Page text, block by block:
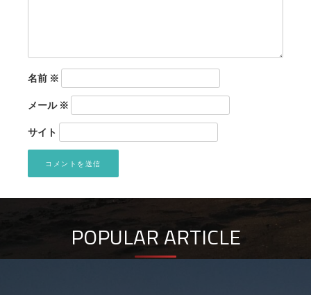
名前 ※
メール※
サイト
POPULAR ARTICLE